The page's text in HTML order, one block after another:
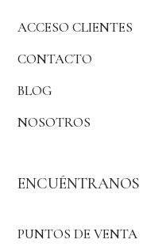
ACCESO CLIENTES
CONTACTO
BLOG
NOSOTROS
ENCUÉNTRANOS
PUNTOS DE VENTA